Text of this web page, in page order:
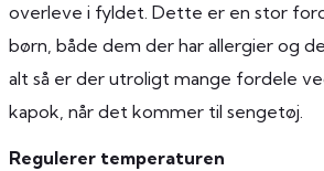
overleve i fyldet. Dette er en stor
børn, både dem der har allergier og
alt så er der utroligt mange fordele
kapok, når det kommer til sengetøj.
Regulerer temperaturen